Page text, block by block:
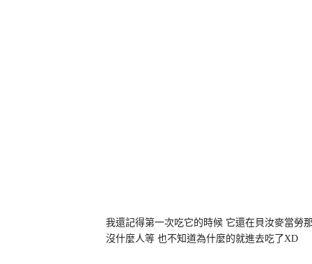
我還記得第一次吃它的時候 它還在貝汝麥當勞
沒什麼人等 也不知道為什麼的就進去吃了XD